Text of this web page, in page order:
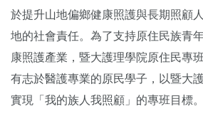
於提升山地偏鄉健康照護與長期照顧
地的社會責任。為了支持原住民族青
康照護產業，暨大護理學院原住民專
有志於醫護專業的原民學子，以暨大
實現「我的族人我照顧」的專班目標。